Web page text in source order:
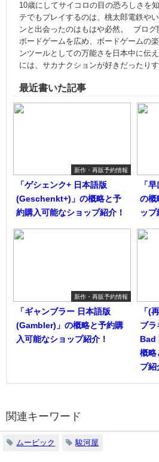
10歳にしてサイコロの目の恐ろしさを
テでもプレイするのは、桃太郎電鉄や
ンと出会ったのはもはや必然。 ブログ
ボードゲームを広め、ボードゲームの
ンツールとしての万能さを日本中に伝
には、サカナクションが好きだったりす
最近書いた記事
新作・再販予約情報
「ゲシェンク+ 日本語版
(Geschenkt+)」の概略と予
約購入可能なショップ紹介！
「
の概
ップ
新作・再販予約情報
「ギャンブラー 日本語版
(Gambler)」の概略と予約購
入可能なショップ紹介！
「(
ブラ
Bad
概略
プ紹
関連キーワード
ムービック 駿河屋